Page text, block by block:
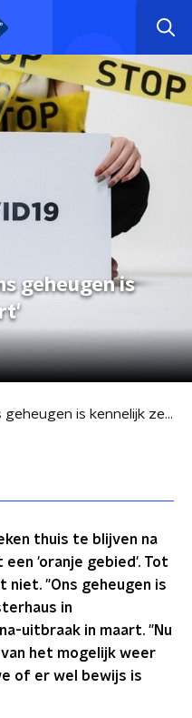
geheugen is
Ab Osterhaus: 'Ons geheugen is kennelijk zeer kort'
thuis te blijven na
'oranje gebied'. Tot
niet. "Ons geheugen is
in
uitbraak in maart. "Nu
het mogelijk weer
of er wel bewijs is